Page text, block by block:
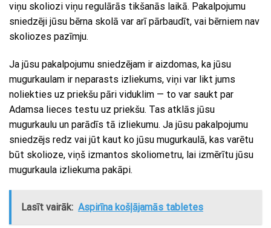
viņu skoliozi viņu regulārās tikšanās laikā. Pakalpojumu
sniedzēji jūsu bērna skolā var arī pārbaudīt, vai bērniem nav
skoliozes pazīmju.
Ja jūsu pakalpojumu sniedzējam ir aizdomas, ka jūsu
mugurkaulam ir neparasts izliekums, viņi var likt jums
noliekties uz priekšu pāri viduklim — to var saukt par
Adamsa lieces testu uz priekšu. Tas atklās jūsu
mugurkaulu un parādīs tā izliekumu. Ja jūsu pakalpojumu
sniedzējs redz vai jūt kaut ko jūsu mugurkaulā, kas varētu
būt skolioze, viņš izmantos skoliometru, lai izmērītu jūsu
mugurkaula izliekuma pakāpi.
Lasīt vairāk: Aspirīna košļājamās tabletes